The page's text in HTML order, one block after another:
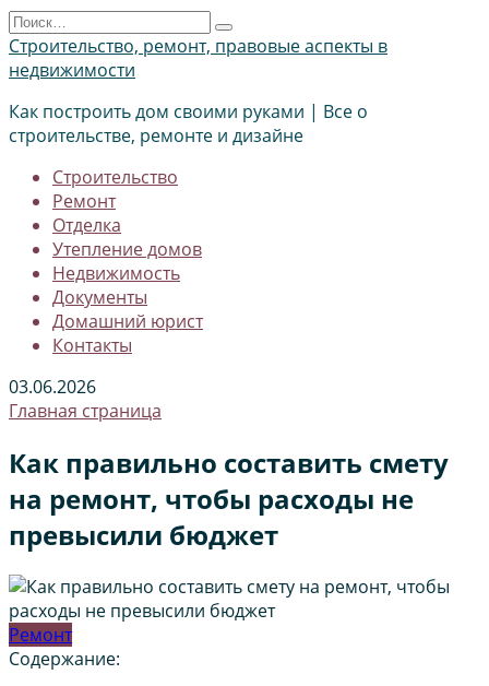
Перейти
к
содержанию
Search
for:
Строительство, ремонт, правовые аспекты в
недвижимости
Как построить дом своими руками | Все о
строительстве, ремонте и дизайне
Строительство
Ремонт
Отделка
Утепление домов
Недвижимость
Документы
Домашний юрист
Контакты
03.06.2026
Главная страница
Как правильно составить смету
на ремонт, чтобы расходы не
превысили бюджет
Ремонт
Содержание: